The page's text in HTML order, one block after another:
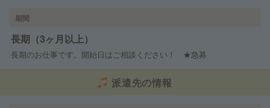
期間
長期（3ヶ月以上）
長期のお仕事です。開始日はご相談ください！ ★急募
派遣先の情報